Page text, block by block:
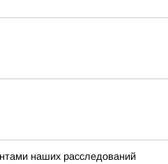
наших расследований